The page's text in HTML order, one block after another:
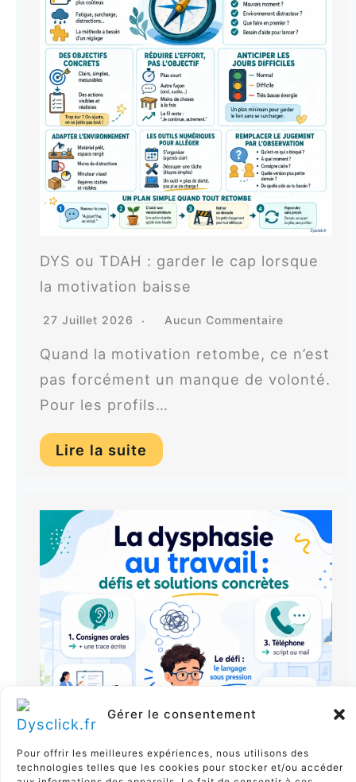
Gérer le consentement
Pour offrir les meilleures expériences, nous utilisons des
technologies telles que les cookies pour stocker et/ou accéder
DYS ou TDAH : garder le cap lorsque
la motivation baisse
27 Juillet 2026 Aucun Commentaire
Quand la motivation retombe, ce n’est
pas forcément un manque de volonté.
Pour les profils…
Lire la suite